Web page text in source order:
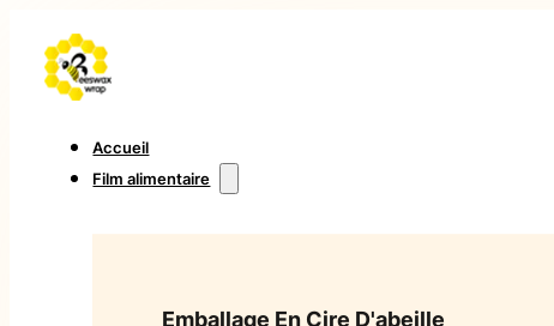
Accueil
Film alimentaire
Emballage En Cire D'abeille